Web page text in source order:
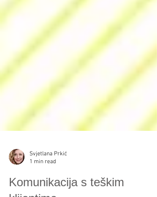
Svjetlana Prkić
1 min read